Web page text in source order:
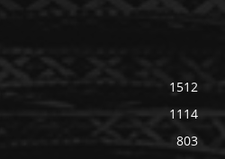
1512
1114
803